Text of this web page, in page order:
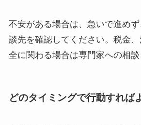
不安がある場合は、急いで進め
談先を確認してください。税金
全に関わる場合は専門家への相談
どのタイミングで行動すれば